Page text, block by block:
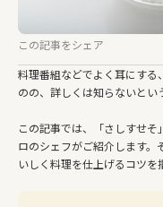
この記事をシェア
料理番組などでよく耳にする
のの、詳しくは知らないとい
この記事では、「さしすせ
ロのシェフがご紹介します。
いしく料理を仕上げるコツを